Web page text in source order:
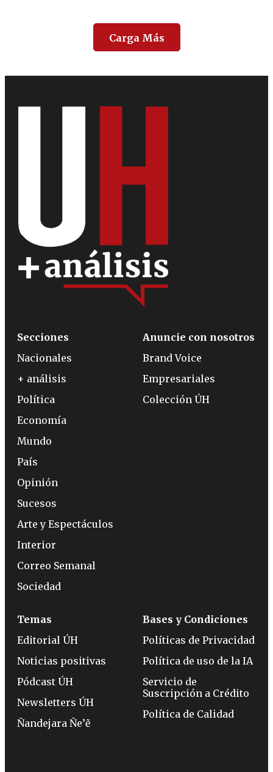
Carga Más
Secciones
Nacionales
+ análisis
Política
Economía
Mundo
País
Opinión
Sucesos
Arte y Espectáculos
Interior
Correo Semanal
Sociedad
Anuncie con nosotros
Brand Voice
Empresariales
Colección ÚH
Temas
Editorial ÚH
Noticias positivas
Pódcast ÚH
Newsletters ÚH
Ñandejara Ñe’ẽ
Bases y Condiciones
Políticas de Privacidad
Política de uso de la IA
Servicio de
Suscripción a Crédito
Política de Calidad